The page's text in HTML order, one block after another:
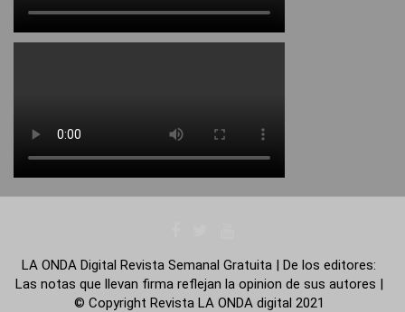
LA ONDA Digital Revista Semanal Gratuita | De los editores:
Las notas que llevan firma reflejan la opinion de sus autores |
© Copyright Revista LA ONDA digital 2021